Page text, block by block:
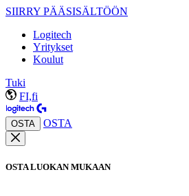
SIIRRY PÄÄSISÄLTÖÖN
Logitech
Yritykset
Koulut
Tuki
FI,fi
OSTA OSTA
OSTA LUOKAN MUKAAN